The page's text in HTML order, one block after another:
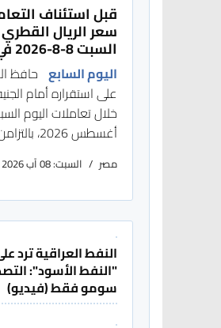
قبل استئناف
سعر الريال
السبت 8-8-2026 في البنوك
اليوم السابع حافظ
على استقراره أمام
أغسطس 2026، بالتزامن مع...
مصر السبت: 08 آب 2026
النفط العراقية ترد
"النفط الأسود":
سومو فقط (فيديو)